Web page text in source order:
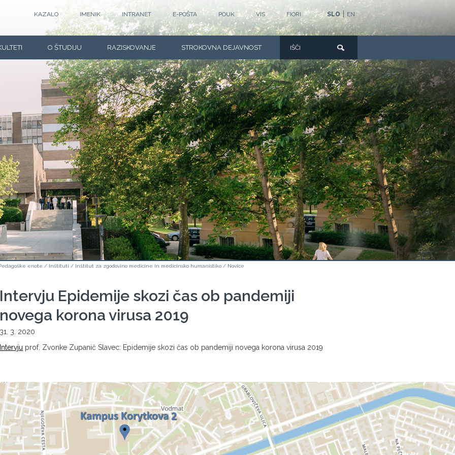
SLO EN
KAZALO IMENIK INTRANET E-POŠTA POUK VIS FIORI
O ŠTUDIJU RAZISKOVANJE STROKOVNA DEJAVNOST
enote / Inštituti / Inštitut za zgodovino medicine in medicinsko humanistiko / Novice
Intervju Epidemije skozi čas ob pandemiji
novega korona virusa 2019
31. 3. 2020
Intervju prof. Zvonke Zupanič Slavec: Epidemije skozi čas ob pandemiji novega korona virusa 2019